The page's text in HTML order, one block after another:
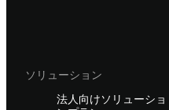
ソリューション
法人向けソリューショ